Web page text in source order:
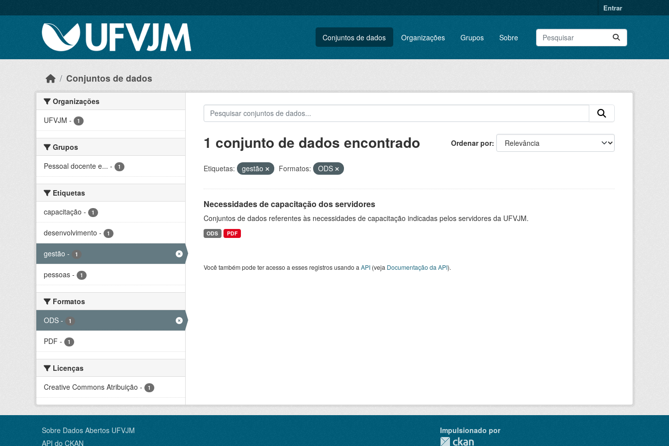
Entrar
Conjuntos de dados Organizações Grupos Sobre
Conjuntos de dados
Organizações
UFVJM - 1
Grupos
Pessoal docente e... - 1
Etiquetas
capacitação - 1
desenvolvimento - 1
gestão - 1
pessoas - 1
Formatos
ODS - 1
PDF - 1
Licenças
Creative Commons Atribuição - 1
Ordenar por
1 conjunto de dados encontrado
Etiquetas: gestão Formatos: ODS
Necessidades de capacitação dos servidores
Conjuntos de dados referentes às necessidades de capacitação indicadas pelos servidores da UFVJM.
ODS PDF
Você também pode ter acesso a esses registros usando a API(veja Documentação da API).
Sobre Dados Abertos UFVJM
API do CKAN
Impulsionado por